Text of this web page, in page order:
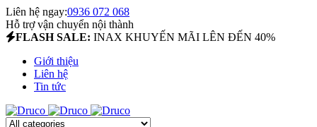
Liên hệ ngay:0936 072 068
Hỗ trợ vận chuyển nội thành
FLASH SALE: INAX KHUYẾN MÃI LÊN ĐẾN 40%
Giới thiệu
Liên hệ
Tin tức